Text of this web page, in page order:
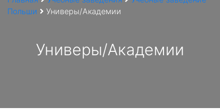
Польши
Универы/Академии
Универы/Академии